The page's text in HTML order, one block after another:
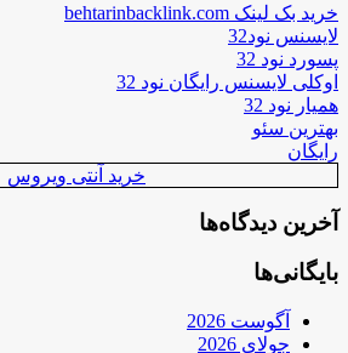
خرید بک لینک behtarinbacklink.com
لایسنس نود32
پسورد نود 32
اوکلی لایسنس رایگان نود 32
همیار نود 32
بهترین سئو
رایگان
خرید آنتی ویروس
آخرین دیدگاه‌ها
بایگانی‌ها
آگوست 2026
جولای 2026